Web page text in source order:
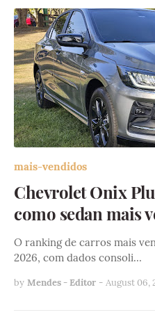
mais-vendidos
Chevrolet Onix
como sedan mais
O ranking de carros mais
2026, com dados consoli…
by Mendes - Editor - August 06,